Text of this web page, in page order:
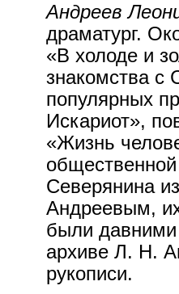
Андреев
драматург.
«В холоде и
знакомства с
популярных
Искариот»,
«Жизнь
Северянина
Андреевым,
были давними
архиве Л. Н.
рукописи.